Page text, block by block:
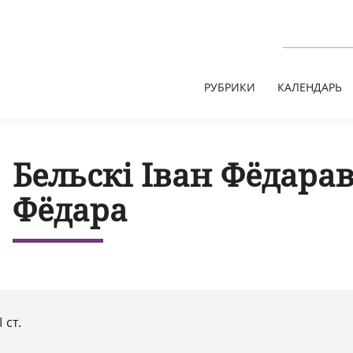
РУБРИКИ КАЛЕНДАРЬ
Бельскі Іван
Фёдара
ст.